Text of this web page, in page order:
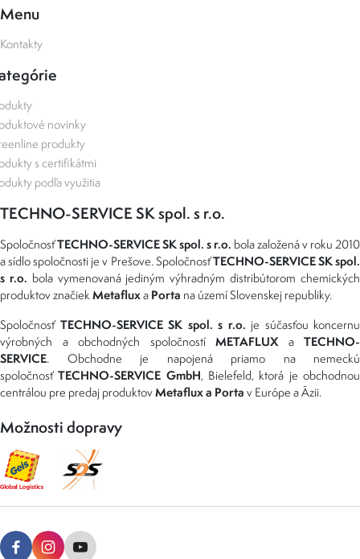
Menu
Kontakty
novinky
produkty
s certifikátmi
podľa využitia
TECHNO-SERVICE SK spol. s r.o.
SpoločnosťTECHNO-SERVICE SK spol. s r.o. bola založená v roku 2010
a sídlo spoločnosti je v Prešove. SpoločnosťTECHNO-SERVICE SK spol.
s r.o. bola vymenovaná jediným výhradným distribútorom chemických
produktov značiekMetafluxa Porta na území Slovenskej republiky.
Spoločnosť TECHNO-SERVICE SK spol. s r.o. je súčasťou koncernu
výrobných a obchodných spoločností METAFLUXa TECHNO-
SERVICE. Obchodne je napojená priamo na nemeckú
spoločnosťTECHNO-SERVICE GmbH, Bielefeld, ktorá je obchodnou
centrálou pre predaj produktovMetaflux a Porta v Európe a Ázii.
Možnosti dopravy